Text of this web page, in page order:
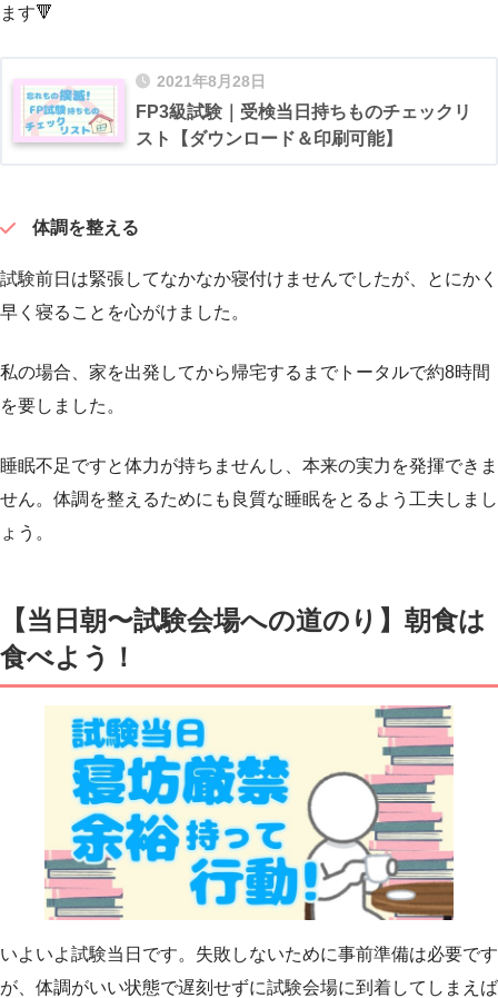
ます🔻
2021年8月28日
FP3級試験｜受検当日持ちものチェックリ
スト【ダウンロード＆印刷可能】
体調を整える
試験前日は緊張してなかなか寝付けませんでしたが、とにかく
早く寝ることを心がけました。
私の場合、家を出発してから帰宅するまでトータルで約8時間
を要しました。
睡眠不足ですと体力が持ちませんし、本来の実力を発揮できま
せん。体調を整えるためにも良質な睡眠をとるよう工夫しまし
ょう。
【当日朝〜試験会場への道のり】朝食は
食べよう！
いよいよ試験当日です。失敗しないために事前準備は必要です
が、体調がいい状態で遅刻せずに試験会場に到着してしまえば